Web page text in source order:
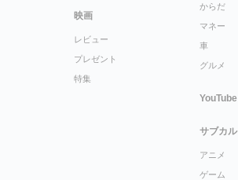
映画
レビュー
プレゼント
特集
からだ
マネー
車
グルメ
YouTube
サブカル
アニメ
ゲーム